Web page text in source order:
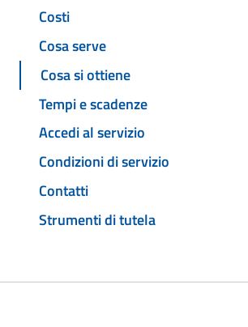
Costi
Cosa serve
Cosa si ottiene
Tempi e scadenze
Accedi al servizio
Condizioni di servizio
Contatti
Strumenti di tutela